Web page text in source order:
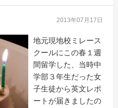
2013年07月17日
地元現地校ミレース
クールにこの春１週
間留学した、当時中
学部３年生だった女
子生徒から英文レポ
ートが届きましたの